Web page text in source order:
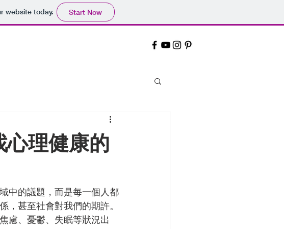
website today. Start Now
理健康的
中的議題，而是每一個人都
，甚至社會對我們的期許。
慮、憂鬱、失眠等狀況出